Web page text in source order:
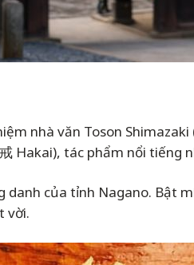
nhà văn Toson
Hakai), tác phẩm nổi tiếng
của tỉnh Nagano. Bật
vời.